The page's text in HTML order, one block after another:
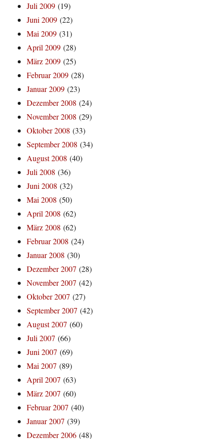
Juli 2009 (19)
Juni 2009 (22)
Mai 2009 (31)
April 2009 (28)
März 2009 (25)
Februar 2009 (28)
Januar 2009 (23)
Dezember 2008 (24)
November 2008 (29)
Oktober 2008 (33)
September 2008 (34)
August 2008 (40)
Juli 2008 (36)
Juni 2008 (32)
Mai 2008 (50)
April 2008 (62)
März 2008 (62)
Februar 2008 (24)
Januar 2008 (30)
Dezember 2007 (28)
November 2007 (42)
Oktober 2007 (27)
September 2007 (42)
August 2007 (60)
Juli 2007 (66)
Juni 2007 (69)
Mai 2007 (89)
April 2007 (63)
März 2007 (60)
Februar 2007 (40)
Januar 2007 (39)
Dezember 2006 (48)